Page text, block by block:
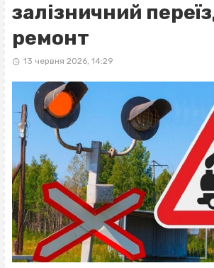
залізничний
ремонт
13 червня 2026, 14:29